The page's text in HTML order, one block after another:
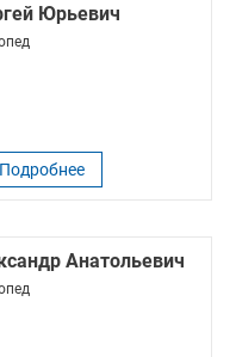
Юрьевич
Подробнее
Анатольевич